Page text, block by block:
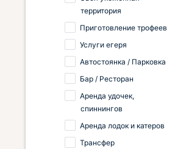
территория
Приготовление трофеев
Услуги егеря
Автостоянка / Парковка
Бар / Ресторан
Аренда удочек,
спиннингов
Аренда лодок и катеров
Трансфер